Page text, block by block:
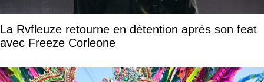
La Rvfleuze retourne en détention après son feat
avec Freeze Corleone